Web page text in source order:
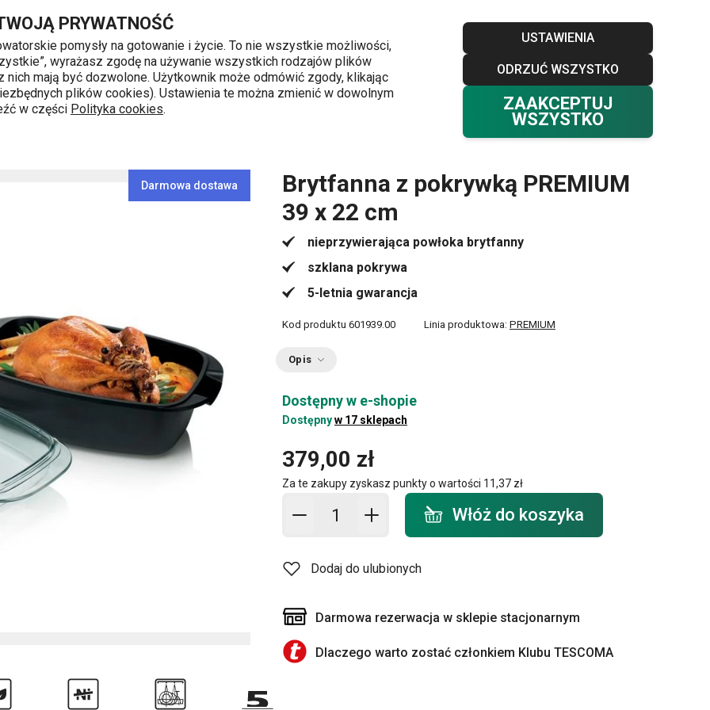
PRYWATNOŚĆ
pomysły na gotowanie i życie. To nie wszystkie możliwości,
wyrażasz zgodę na używanie wszystkich rodzajów plików
mają być dozwolone. Użytkownik może odmówić zgody, klikając
plików cookies). Ustawienia te można zmienić w dowolnym
w części Polityka cookies.
USTAWIENIA
ODRZUĆ WSZYSTKO
ZAAKCEPTUJ
WSZYSTKO
Przejdź do głównej zawartości
Przejdź do wyszukiwania
Przejdź do nawigacji
Blog Klub TESCOMA Kontakt
od 8 do 16
Ulubione Zaloguj się
0 Twój koszyk
0,00 zł
Darmowa dostawa
Brytfanna z pokrywką PREMIUM
39 x 22 cm
nieprzywierająca powłoka brytfanny
szklana pokrywa
5-letnia gwarancja
Kod produktu 601939.00 Linia produktowa: PREMIUM
Opis
Dostępny w e-shopie
Dostępnyw 17 sklepach
379,00 zł
Za te zakupy zyskasz punkty o wartości 11,37 zł
Dodaj do koszyka - ilość
Włóż do koszyka
Dodaj do ulubionych
Darmowa rezerwacja w sklepie stacjonarnym
Dlaczego warto zostać członkiem Klubu TESCOMA